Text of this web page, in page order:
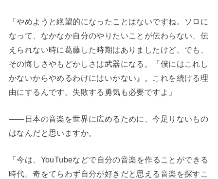
「やめようと絶望的になったことはないですね。ソロに
なって、なかなか自分のやりたいことが伝わらない、伝
えられない時に葛藤した時期はありましたけど。でも、
その悔しさやもどかしさは武器になる。『僕にはこれし
かないからやめるわけにはいかない』。これを続ける理
由にするんです。失敗する勇気も必要ですよ」
――日本の音楽を世界に広めるために、今足りないもの
はなんだと思いますか。
「今は、YouTubeなどで自分の音楽を作ることができる
時代。奇をてらわず自分が好きだと思える音楽を探すこ